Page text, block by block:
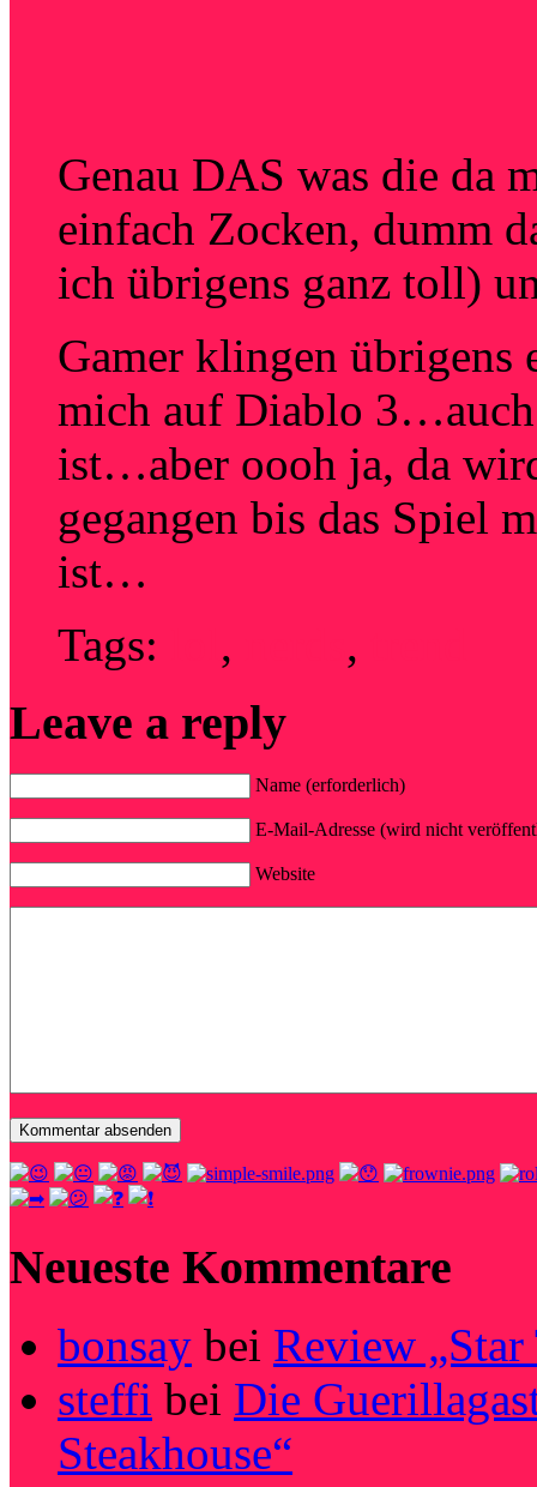
Genau DAS was die da
einfach Zocken, dumm
ich übrigens ganz toll)
Gamer klingen
mich auf Diablo 3…auch
ist…aber oooh ja, da
gegangen bis das Spiel
ist…
Tags:
, ,
Leave a reply
Name (erforderlich)
E-Mail-Adresse (wird nicht
Website
Neueste Kommentare
bonsay bei Review „Star
steffi bei Die
Steakhouse“